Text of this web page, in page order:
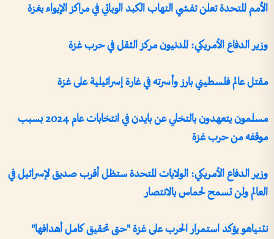
الأمم المتحدة تعلن تفشي التهاب الكبد الوبائي في مراكز الإيواء بغزة
وزير الدفاع الأمريكي: المدنيون مركز الثقل في حرب غزة
مقتل عالم فلسطيني بارز وأسرته في غارة إسرائيلية على غزة
مسلمون يتعهدون بالتخلي عن بايدن في انتخابات عام 2024 بسبب
موقفه من حرب غزة
وزير الدفاع الأمريكي: الولايات المتحدة ستظل أقرب صديق لإسرائيل في
العالم ولن تسمح لحماس بالانتصار
نتنياهو يؤكد استمرار الحرب على غزة "حتى تحقيق كامل أهدافها"